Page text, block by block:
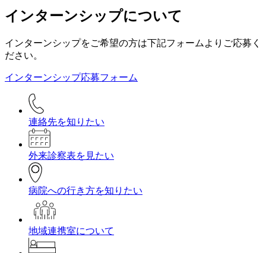
インターンシップについて
インターンシップをご希望の方は下記フォームよりご応募く
ださい。
インターンシップ応募フォーム
連絡先を知りたい
外来診察表を見たい
病院への行き方を知りたい
地域連携室について